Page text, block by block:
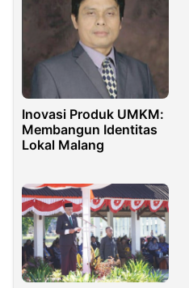
Inovasi Produk UMKM:
Membangun Identitas
Lokal Malang